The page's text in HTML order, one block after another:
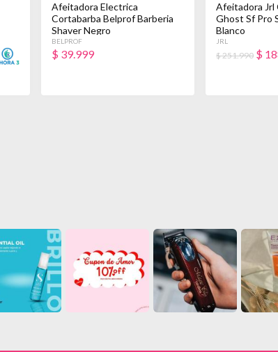
Afeitadora Electrica
Cortabarba Belprof Barberia
Shaver Negro
BELPROF
$ 39.999
Afeitadora
Ghost Sf Pro
Blanco
JRL
$ 251.990 $